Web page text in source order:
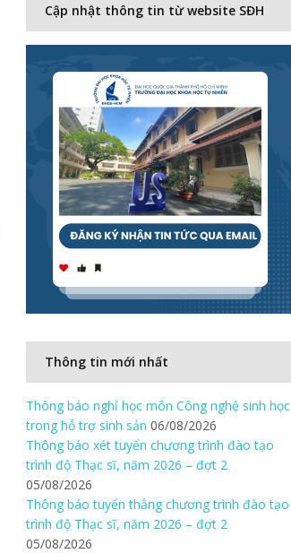
Cập nhật thông tin từ website SĐH
Thông tin mới nhất
Thông báo nghỉ học môn Công nghệ sinh học
trong hỗ trợ sinh sản 06/08/2026
Thông báo xét tuyển chương trình đào tạo
trình độ Thạc sĩ, năm 2026 – đợt 2
05/08/2026
Thông báo tuyển thẳng chương trình đào tạo
trình độ Thạc sĩ, năm 2026 – đợt 2
05/08/2026